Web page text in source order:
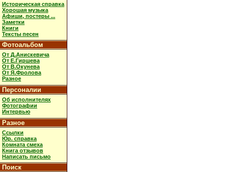
Историческая справка
Хорошая музыка
Афиши, постеры ...
Заметки
Книги
Тексты песен
Фотоальбом
От Д.Анискевича
От Е.Гиршева
От В.Окунева
От Я.Фролова
Разное
Персоналии
Об исполнителях
Фотографии
Интервью
Разное
Ссылки
Юр. справка
Комната смеха
Книга отзывов
Написать письмо
Поиск